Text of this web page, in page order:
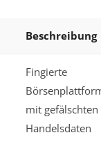
Beschreibung
Fingierte
mit gefälschten
Handelsdaten